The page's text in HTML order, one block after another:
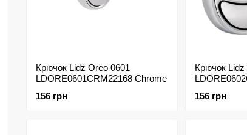
Крючок Lidz Oreo 0601
LDORE0601CRM22168 Chrome
156 грн
Крючок Lidz
156 грн